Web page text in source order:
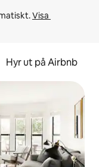
Visa
Hyr ut på Airbnb